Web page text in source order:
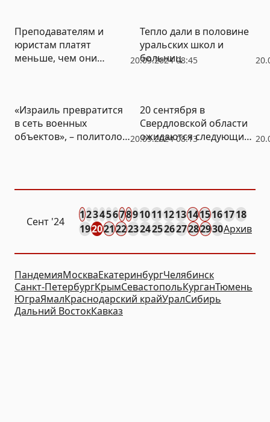
20.09.2024 08:45
Преподавателям и
юристам платят
меньше, чем они
Тепло дали в половине
уральских школ и
больниц
20.09.2024 08:13
«Израиль превратится
в сеть военных
объектов», – политолог
20 сентября в
Свердловской области
ожидаются следующие
Сент '24
123456789101112131415161718
192021222324252627282930Архив
ПандемияМоскваЕкатеринбургЧелябинск
Санкт-ПетербургКрымСевастопольКурганТюмень
ЮграЯмалКраснодарский крайУралСибирь
Дальний ВостокКавказ